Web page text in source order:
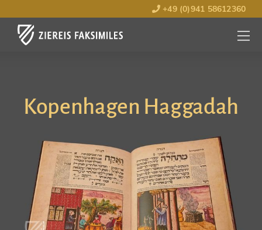
+49 (0)941 58612360
MENÜ
Kopenhagen Haggadah